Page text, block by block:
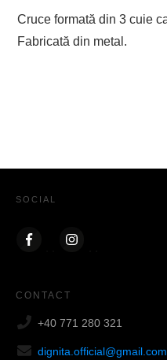
Cruce formată din 3 cuie
Fabricată din metal.
SOCIAL
CONTACT
+40 771 280 321
dignita.official@gmail.com